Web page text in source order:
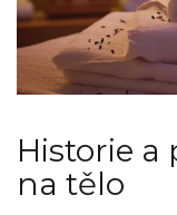
Historie a
na tělo